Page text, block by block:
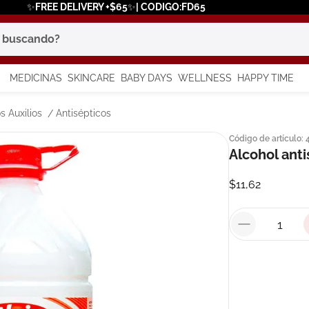
✨FREE DELIVERY +$65✨| CODIGO:FD65
MEDICINAS SKINCARE BABY DAYS WELLNESS HAPPY TIME
Auxilios Antisépticos
Código de artículo:
Alcohol
$11,62
más buscados